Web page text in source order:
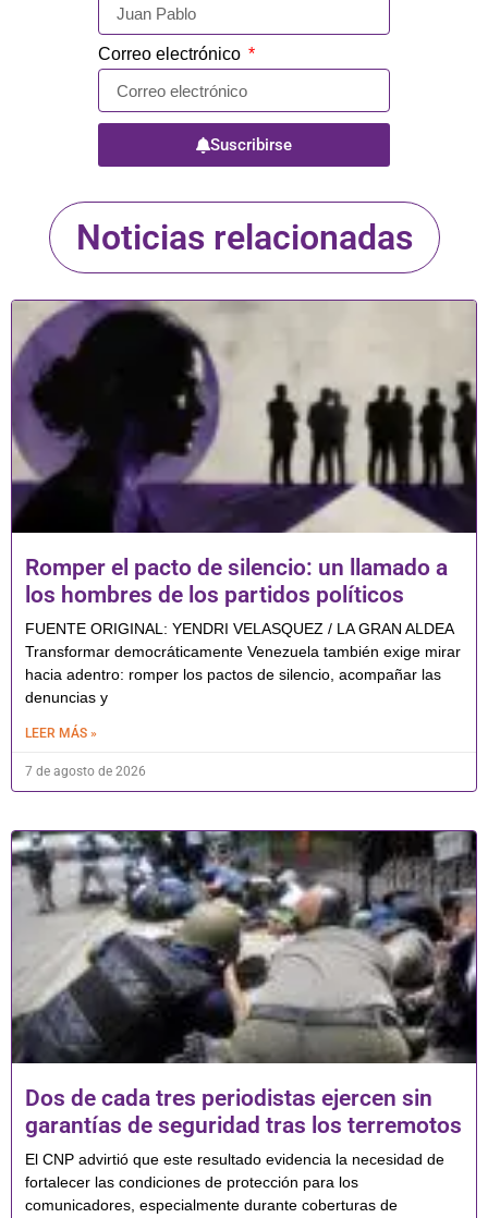
Correo electrónico
Suscribirse
Noticias relacionadas
Romper el pacto de silencio: un llamado a
los hombres de los partidos políticos
FUENTE ORIGINAL: YENDRI VELASQUEZ / LA GRAN ALDEA
Transformar democráticamente Venezuela también exige mirar
hacia adentro: romper los pactos de silencio, acompañar las
denuncias y
LEER MÁS »
7 de agosto de 2026
Dos de cada tres periodistas ejercen sin
garantías de seguridad tras los terremotos
El CNP advirtió que este resultado evidencia la necesidad de
fortalecer las condiciones de protección para los
comunicadores, especialmente durante coberturas de